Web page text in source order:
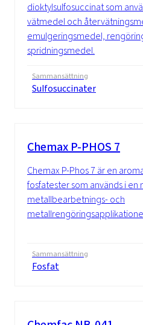
dioktylsulfosuccinat som
vätmedel och
emulgeringsmedel,
spridningsmedel.
Sammansättning
Sulfosuccinater
Chemax P-PHOS 7
Chemax P-Phos 7 är en
fosfatester som används i en
metallbearbetnings- och
Sammansättning
Fosfat